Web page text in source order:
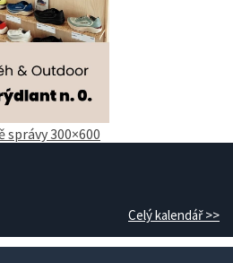
Celý kalendář >>